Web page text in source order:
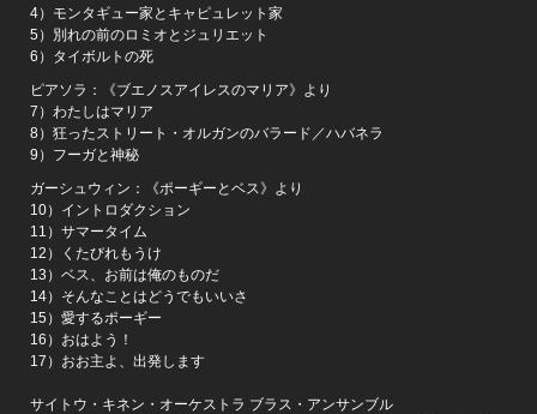
4）モンタギュー家とキャピュレット家
5）別れの前のロミオとジュリエット
6）タイボルトの死
ピアソラ：《ブエノスアイレスのマリア》より
7）わたしはマリア
8）狂ったストリート・オルガンのバラード／ハバネラ
9）フーガと神秘
ガーシュウィン：《ポーギーとベス》より
10）イントロダクション
11）サマータイム
12）くたびれもうけ
13）ベス、お前は俺のものだ
14）そんなことはどうでもいいさ
15）愛するポーギー
16）おはよう！
17）おお主よ、出発します
サイトウ・キネン・オーケストラ ブラス・アンサンブル